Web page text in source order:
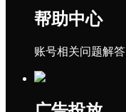
帮助中心
账号相关问题解答